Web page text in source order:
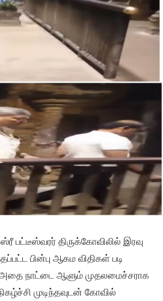
பட்டீஸ்வரர் திருக்கோவிலில் இரவு
பின்பு ஆகம விதிகள் படி
அதை நாட்டை ஆளும் முதலமைச்சராக
முடிந்தவுடன் கோவில்